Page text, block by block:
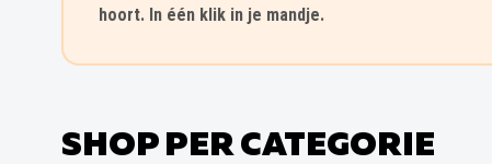
hoort. In één klik in je mandje.
SHOP PER CATEGORIE